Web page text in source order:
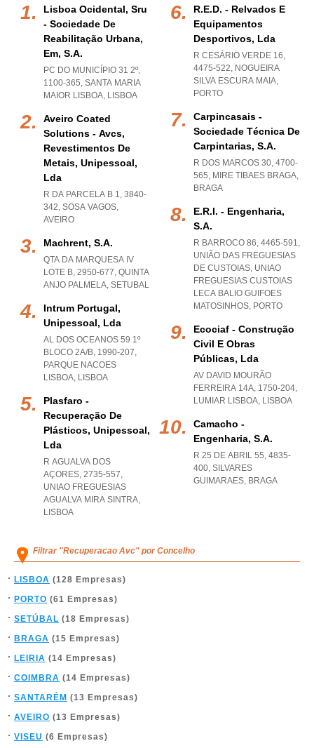
Lisboa Ocidental, Sru
- Sociedade De
Reabilitação Urbana,
Em, S.a.
PC DO MUNICÍPIO 31 2º,
1100-365, SANTA MARIA
MAIOR LISBOA, LISBOA
Aveiro Coated
Solutions - Avcs,
Revestimentos De
Metais, Unipessoal,
Lda
R DA PARCELA B 1, 3840-
342, SOSA VAGOS,
AVEIRO
Machrent, S.a.
QTA DA MARQUESA IV
LOTE B, 2950-677, QUINTA
ANJO PALMELA, SETUBAL
Intrum Portugal,
Unipessoal, Lda
AL DOS OCEANOS 59 1º
BLOCO 2A/B, 1990-207,
PARQUE NACOES
LISBOA, LISBOA
Plasfaro -
Recuperação De
Plásticos, Unipessoal,
Lda
R AGUALVA DOS
AÇORES, 2735-557,
UNIAO FREGUESIAS
AGUALVA MIRA SINTRA,
LISBOA
R.e.d. - Relvados E
Equipamentos
Desportivos, Lda
R CESÁRIO VERDE 16,
4475-522, NOGUEIRA
SILVA ESCURA MAIA,
PORTO
Carpincasais -
Sociedade Técnica De
Carpintarias, S.a.
R DOS MARCOS 30, 4700-
565, MIRE TIBAES BRAGA,
BRAGA
E.r.i. - Engenharia,
S.a.
R BARROCO 86, 4465-591,
UNIÃO DAS FREGUESIAS
DE CUSTOIAS, UNIAO
FREGUESIAS CUSTOIAS
LECA BALIO GUIFOES
MATOSINHOS, PORTO
Ecociaf - Construção
Civil E Obras
Públicas, Lda
AV DAVID MOURÃO
FERREIRA 14A, 1750-204,
LUMIAR LISBOA, LISBOA
Camacho -
Engenharia, S.a.
R 25 DE ABRIL 55, 4835-
400, SILVARES
GUIMARAES, BRAGA
Filtrar "Recuperacao Avc" por Concelho
LISBOA (128 Empresas)
PORTO (61 Empresas)
SETÚBAL (18 Empresas)
BRAGA (15 Empresas)
LEIRIA (14 Empresas)
COIMBRA (14 Empresas)
SANTARÉM (13 Empresas)
AVEIRO (13 Empresas)
VISEU (6 Empresas)